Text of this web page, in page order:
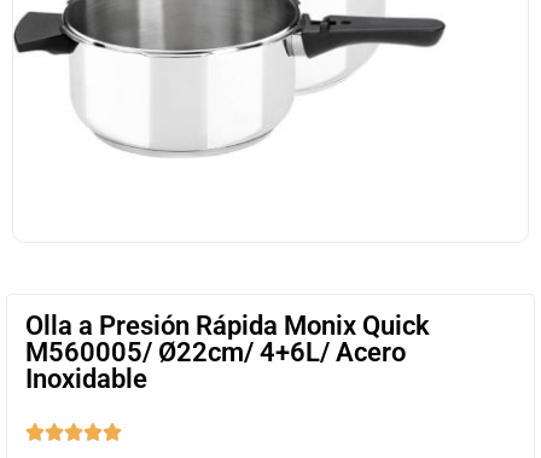
Olla a Presión Rápida Monix Quick
M560005/ Ø22cm/ 4+6L/ Acero
Inoxidable
